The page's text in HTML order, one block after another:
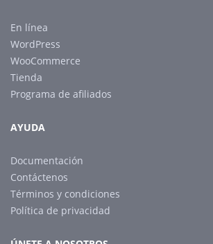
En línea
WordPress
WooCommerce
Tienda
Programa de afiliados
AYUDA
Documentación
Contáctenos
Términos y condiciones
Política de privacidad